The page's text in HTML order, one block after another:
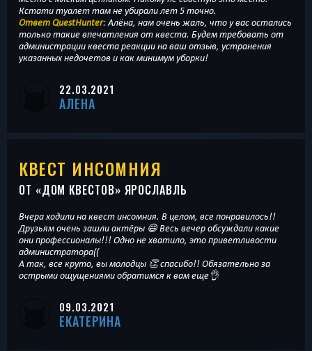
Кстати туалет там не убирали лет 5 точно.
Ответ QuestHunter: Алёна, нам очень жаль, что у вас остались
только такие впечатления от квеста. Будем требовать от
администрации квеста реакции на ваш отзыв, устранения
указанных недочетов и как минимум уборки!
22.03.2021
АЛЕНА
КВЕСТ ИНСОМНИЯ
ОТ «ДОМ КВЕСТОВ» ЯРОСЛАВЛЬ
Вчера ходили на квест инсомния. В целом, все понравилось!!
Друзьям очень зашли актёры 😄 Весь вечер обсуждали какие
они профессионалы!!! Одно не хватило, это приветливости
администратора((
А так, все круто, вы молодцы 👏 спасибо!! Обязательно за
острыми ощущениями обратимся к вам еще👌
09.03.2021
ЕКАТЕРИНА